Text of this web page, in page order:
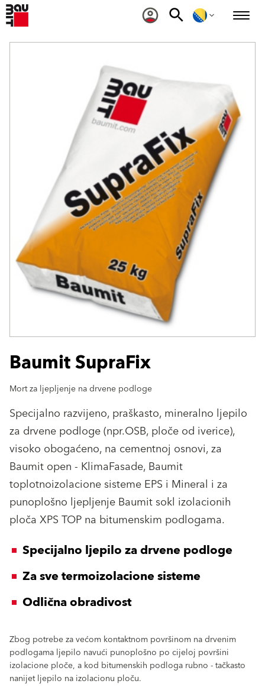
Baumit SupraFix
Mort za ljepljenje na drvene podloge
Specijalno razvijeno, praškasto, mineralno ljepilo
za drvene podloge (npr.OSB, ploče od iverice),
visoko obogaćeno, na cementnoj osnovi, za
Baumit open - KlimaFasade, Baumit
toplotnoizolacione sisteme EPS i Mineral i za
punoplošno ljepljenje Baumit sokl izolacionih
ploča XPS TOP na bitumenskim podlogama.
Specijalno ljepilo za drvene podloge
Za sve termoizolacione sisteme
Odlična obradivost
Zbog potrebe za većom kontaktnom površinom na drvenim
podlogama ljepilo navući punoplošno po cijeloj površini
izolacione ploče, a kod bitumenskih podloga rubno - tačkasto
nanijet ljepilo na izolacionu ploču.